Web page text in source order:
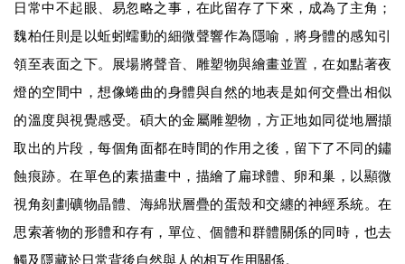
日常中不起眼、易忽略之事，在此留存了下來，成為了主角；
魏柏任則是以蚯蚓蠕動的細微聲響作為隱喻，將身體的感知引
領至表面之下。展場將聲音、雕塑物與繪畫並置，在如點著夜
燈的空間中，想像蜷曲的身體與自然的地表是如何交疊出相似
的溫度與視覺感受。碩大的金屬雕塑物，方正地如同從地層擷
取出的片段，每個角面都在時間的作用之後，留下了不同的鏽
蝕痕跡。在單色的素描畫中，描繪了扁球體、卵和巢，以顯微
視角刻劃礦物晶體、海綿狀層疊的蛋殼和交纏的神經系統。在
思索著物的形體和存有，單位、個體和群體關係的同時，也去
觸及隱藏於日常背後自然與人的相互作用關係。